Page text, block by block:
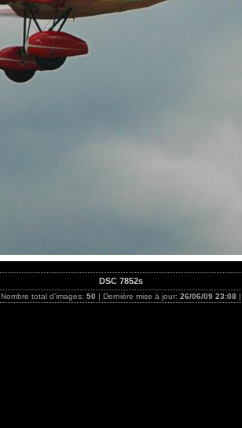
DSC 7852s
Nombre total d'images: 50 | Dernière mise à jour: 26/06/09 23:08|